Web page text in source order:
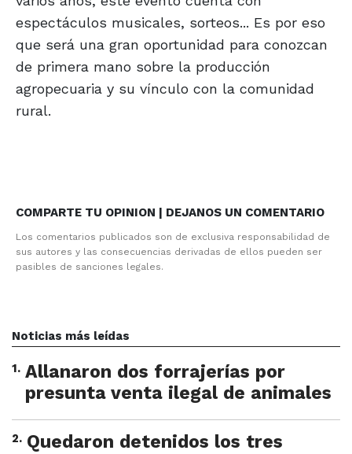
espectáculos musicales, sorteos... Es por eso
que será una gran oportunidad para conozcan
de primera mano sobre la producción
agropecuaria y su vínculo con la comunidad
rural.
COMPARTE TU OPINION | DEJANOS UN COMENTARIO
Los comentarios publicados son de exclusiva responsabilidad de
sus autores y las consecuencias derivadas de ellos pueden ser
pasibles de sanciones legales.
Noticias más leídas
1. Allanaron dos forrajerías por
presunta venta ilegal de animales
2. Quedaron detenidos los tres